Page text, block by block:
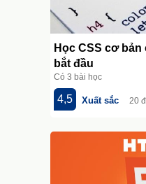
Học CSS cơ
bắt đầu
Có 3 bài học
4,5 Xuất sắc 20